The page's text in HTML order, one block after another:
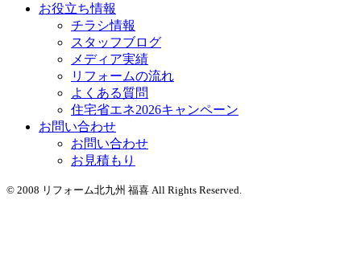
お役立ち情報
チラシ情報
スタッフブログ
メディア実績
リフォームの流れ
よくある質問
住宅省エネ2026キャンペーン
お問い合わせ
お問い合わせ
お見積もり
© 2008 リフォーム北九州 福喜 All Rights Reserved.